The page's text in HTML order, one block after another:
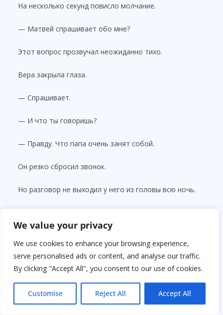
We value your privacy
We use cookies to enhance your browsing experience,
serve personalised ads or content, and analyse our traffic.
By clicking "Accept All", you consent to our use of cookies.
Customise Reject All Accept All
На несколько секунд повисло молчание.
— Матвей спрашивает обо мне?
Этот вопрос прозвучал неожиданно тихо.
Вера закрыла глаза.
— Спрашивает.
— И что ты говоришь?
— Правду. Что папа очень занят собой.
Он резко сбросил звонок.
Но разговор не выходил у него из головы всю ночь.
заморозило премии, один из проектов провалился, а
— Ты обязан помогать семье, — повторяла она.
И впервые Стас вдруг подумал: а кому именно?
В пятницу вечером он заехал к матери без